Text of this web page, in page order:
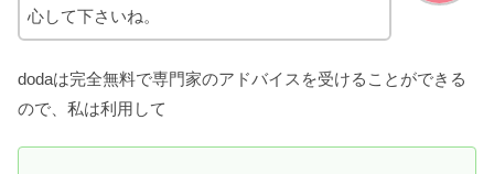
心して下さいね。
dodaは完全無料で専門家のアドバイスを受けることができる
ので、私は利用して